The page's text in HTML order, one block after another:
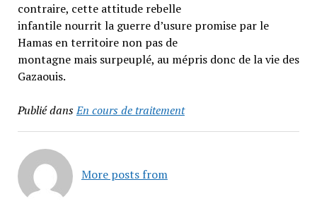
contraire, cette attitude rebelle
infantile nourrit la guerre d’usure promise par le
Hamas en territoire non pas de
montagne mais surpeuplé, au mépris donc de la vie des
Gazaouis.
Publié dansEn cours de traitement
More posts from